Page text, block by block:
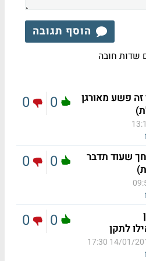
הוסף תגובה
שדות חובה
זה פשע מאורגן
0
0
שעוד תדבר
0
0
לתקן
14/01/2011
0
0